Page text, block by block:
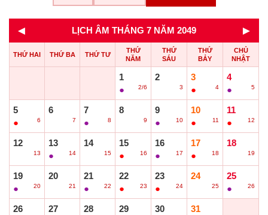
◄ LỊCH ÂM THÁNG 7 NĂM 2049 ►
THỨ HAI THỨ BA THỨ TƯ
THỨ
NĂM
THỨ
SÁU
THỨ
BẢY
CHỦ
NHẬT
1
●
2/6
2
3
3
●
4
4
●
5
5
●
6
6
7
7
●
8
8
9
9
●
10
10
●
11
11
●
12
12
13
13
●
14
14
15
15
●
16
16
●
17
17
●
18
18
19
19
●
20
20
21
21
●
22
22
●
23
23
●
24
24
25
25
●
26
26
27
28
29
30
31